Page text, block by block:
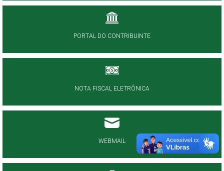
PORTAL DO CONTRIBUINTE
NOTA FISCAL ELETRÔNICA
WEBMAIL